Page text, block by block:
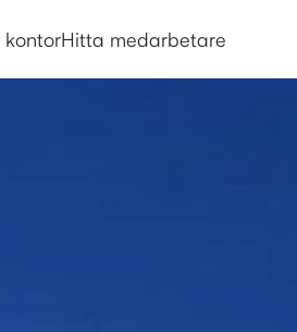
Hitta medarbetare